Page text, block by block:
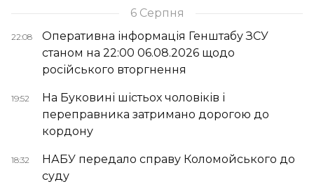
6 Серпня
22:08
Оперативна інформація Генштабу ЗСУ
станом на 22:00 06.08.2026 щодо
російського вторгнення
19:52
На Буковині шістьох чоловіків і
переправника затримано дорогою до
кордону
18:32
НАБУ передало справу Коломойського до
суду